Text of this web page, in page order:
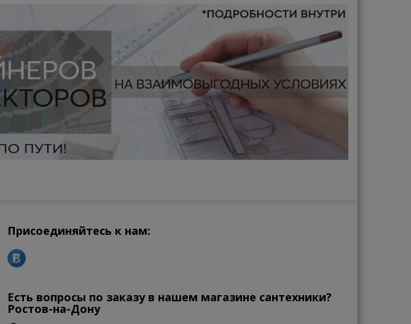
Присоединяйтесь к нам:
Есть вопросы по заказу в нашем магазине сантехники?
Ростов-на-Дону